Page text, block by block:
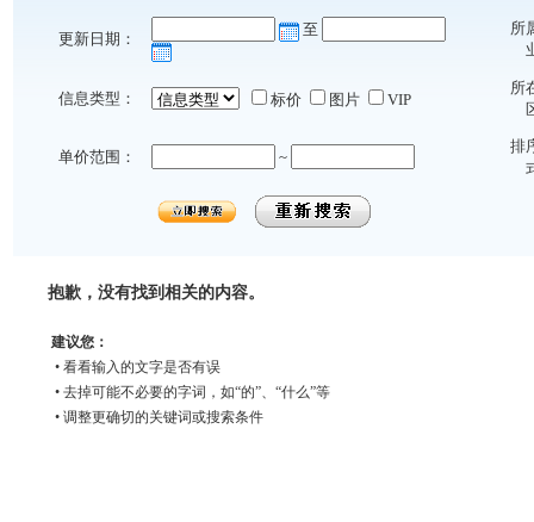
更新日期：
至
所
信息类型： 标价 图片 VIP
所
单价范围： ~
排
抱歉，没有找到相关的内容。
建议您：
• 看看输入的文字是否有误
• 去掉可能不必要的字词，如“的”、“什么”等
• 调整更确切的关键词或搜索条件